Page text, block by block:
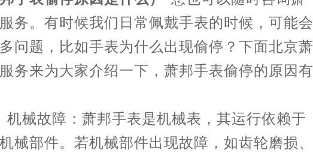
务。有时候我们日常佩戴手表的时候，可能会
问题，比如手表为什么出现偷停？下面北京萧
务来为大家介绍一下，萧邦手表偷停的原因有
故障：萧邦手表是机械表，其运行依赖于
械部件。若机械部件出现故障，如齿轮磨损、